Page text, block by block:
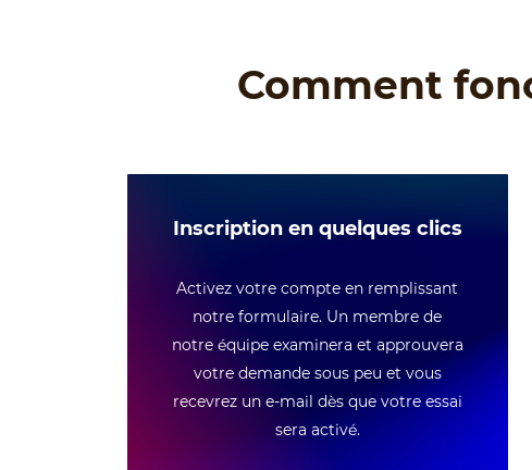
Comment
Inscription en quelques clics
Activez votre compte en remplissant
notre formulaire. Un membre de
notre équipe examinera et approuvera
votre demande sous peu et vous
recevrez un e-mail dès que votre essai
sera activé.